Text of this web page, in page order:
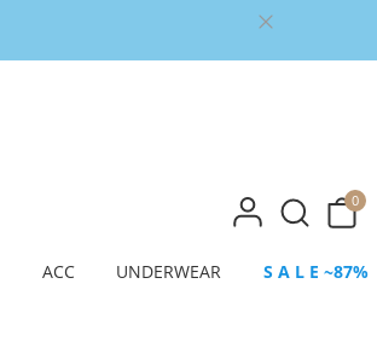
0
ACC UNDERWEAR S A L E ~87%